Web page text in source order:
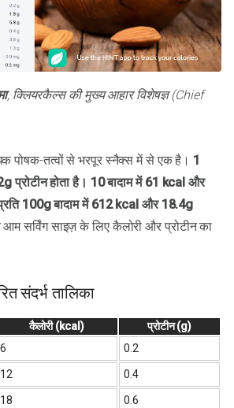
, क्लियरकैल्स की मुख्य आहार विशेषज्ञ (Chief
पोषक-तत्वों से भरपूर स्नैक्स में से एक है। 1
प्रोटीन होता है। 10 बादाम में 61 kcal और
100g बादाम में 612 kcal और 18.4g
आम सर्विंग साइज़ के लिए कैलोरी और प्रोटीन का
संदर्भ तालिका
कैलोरी (kcal)
प्रोटीन (g)
6 0.2
12 0.4
18 0.6